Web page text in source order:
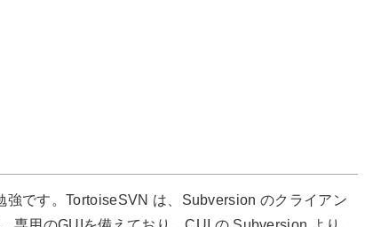
です。TortoiseSVN は、Subversion のクライアン